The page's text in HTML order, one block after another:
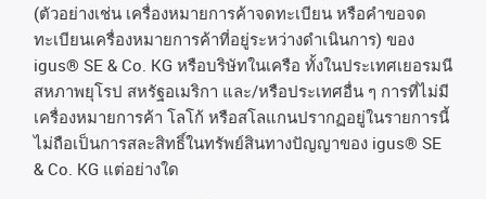
(ตัวอย่างเช่น เครื่องหมายการค้าจดทะเบียน หรือคำขอจด
ทะเบียนเครื่องหมายการค้าที่อยู่ระหว่างดำเนินการ) ของ
igus® SE & Co. KG หรือบริษัทในเครือ ทั้งในประเทศเยอรมนี
สหภาพยุโรป สหรัฐอเมริกา และ/หรือประเทศอื่น ๆ การที่ไม่มี
เครื่องหมายการค้า โลโก้ หรือสโลแกนปรากฏอยู่ในรายการนี้
ไม่ถือเป็นการสละสิทธิ์ในทรัพย์สินทางปัญญาของ igus® SE
& Co. KG แต่อย่างใด